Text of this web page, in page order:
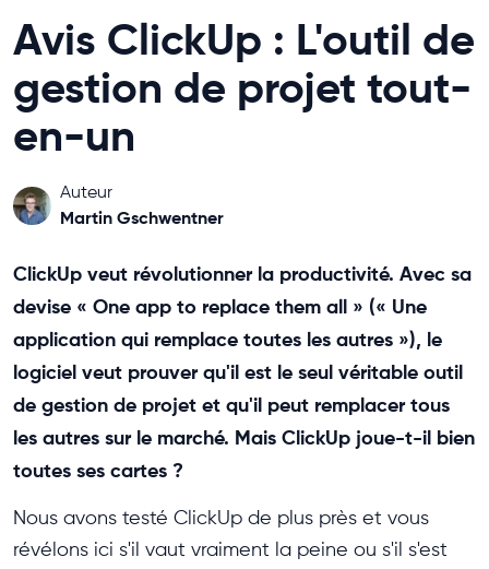
Avis ClickUp : L'outil de
gestion de projet tout-
en-un
Auteur
Martin Gschwentner
ClickUp veut révolutionner la productivité. Avec sa
devise « One app to replace them all » (« Une
application qui remplace toutes les autres »), le
logiciel veut prouver qu'il est le seul véritable outil
de gestion de projet et qu'il peut remplacer tous
les autres sur le marché. Mais ClickUp joue-t-il bien
toutes ses cartes ?
Nous avons testé ClickUp de plus près et vous
révélons ici s'il vaut vraiment la peine ou s'il s'est